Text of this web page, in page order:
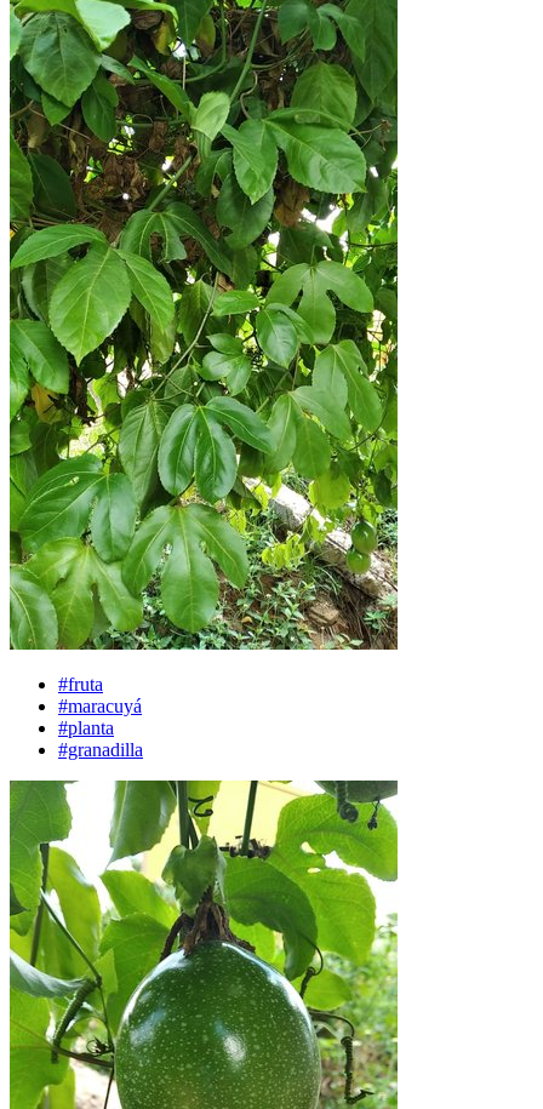
#fruta
#maracuyá
#planta
#granadilla